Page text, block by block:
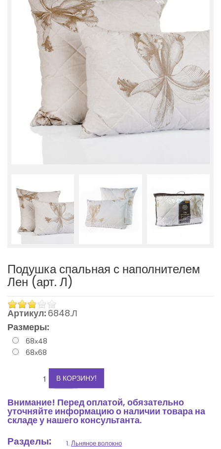
Подушка спальная с наполнителем
Лен (арт. Л)
Артикул: 6848.Л
Размеры:
68х48
68х68
3
2
1
0
-1
+-
В КОРЗИНУ!
Внимание! Перед оплатой, обязательно
уточняйте информацию о наличии товара на
складе у нашего консультанта.
Разделы:
Льняное волокно